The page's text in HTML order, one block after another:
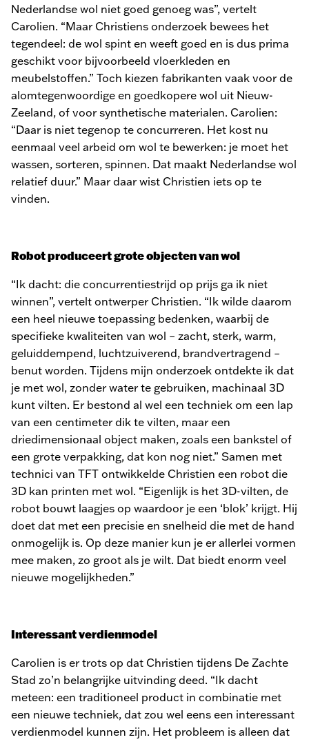
Nederlandse wol niet goed genoeg was”, vertelt
Carolien. “Maar Christiens onderzoek bewees het
tegendeel: de wol spint en weeft goed en is dus prima
geschikt voor bijvoorbeeld vloerkleden en
meubelstoffen.” Toch kiezen fabrikanten vaak voor de
alomtegenwoordige en goedkopere wol uit Nieuw-
Zeeland, of voor synthetische materialen. Carolien:
“Daar is niet tegenop te concurreren. Het kost nu
eenmaal veel arbeid om wol te bewerken: je moet het
wassen, sorteren, spinnen. Dat maakt Nederlandse wol
relatief duur.” Maar daar wist Christien iets op te
vinden.
Robot produceert grote objecten van wol
“Ik dacht: die concurrentiestrijd op prijs ga ik niet
winnen”, vertelt ontwerper Christien. “Ik wilde daarom
een heel nieuwe toepassing bedenken, waarbij de
specifieke kwaliteiten van wol – zacht, sterk, warm,
geluiddempend, luchtzuiverend, brandvertragend –
benut worden. Tijdens mijn onderzoek ontdekte ik dat
je met wol, zonder water te gebruiken, machinaal 3D
kunt vilten. Er bestond al wel een techniek om een lap
van een centimeter dik te vilten, maar een
driedimensionaal object maken, zoals een bankstel of
een grote verpakking, dat kon nog niet.” Samen met
technici van TFT ontwikkelde Christien een robot die
3D kan printen met wol. “Eigenlijk is het 3D-vilten, de
robot bouwt laagjes op waardoor je een ‘blok’ krijgt. Hij
doet dat met een precisie en snelheid die met de hand
onmogelijk is. Op deze manier kun je er allerlei vormen
mee maken, zo groot als je wilt. Dat biedt enorm veel
nieuwe mogelijkheden.”
Interessant verdienmodel
Carolien is er trots op dat Christien tijdens De Zachte
Stad zo’n belangrijke uitvinding deed. “Ik dacht
meteen: een traditioneel product in combinatie met
een nieuwe techniek, dat zou wel eens een interessant
verdienmodel kunnen zijn. Het probleem is alleen dat